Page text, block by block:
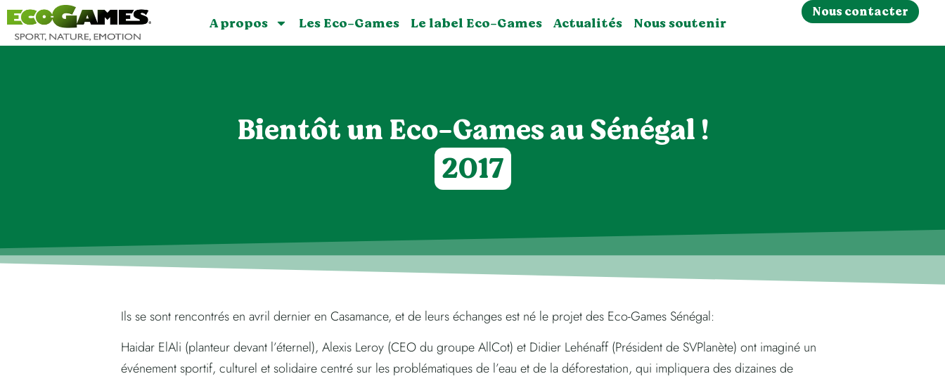
A propos Les Eco-Games Le label Eco-Games Actualités Nous soutenir
Nous contacter
Bientôt un Eco-Games au Sénégal !
2017
Ils se sont rencontrés en avril dernier en Casamance, et de leurs échanges est né le projet des Eco-Games Sénégal:
Haidar ElAli (planteur devant l’éternel), Alexis Leroy (CEO du groupe AllCot) et Didier Lehénaff (Président de SVPlanète) ont imaginé un
événement sportif, culturel et solidaire centré sur les problématiques de l’eau et de la déforestation, qui impliquera des dizaines de